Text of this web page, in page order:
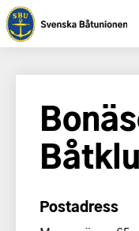
Postadress